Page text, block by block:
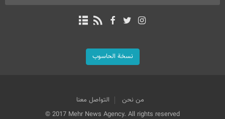
نسخة الحاسوب
من نحن
التواصل معنا
© 2017 Mehr News Agency. All rights reserved